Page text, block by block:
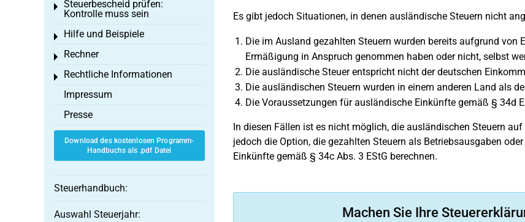
Es gibt jedoch Situationen, in denen ausländische Steuern nicht
Die im Ausland gezahlten Steuern wurden bereits aufgrund von
Ermäßigung in Anspruch genommen haben oder nicht, selbst
Die ausländische Steuer entspricht nicht der deutschen
Die ausländischen Steuern wurden in einem anderen Land als
Die Voraussetzungen für ausländische Einkünfte gemäß § 34d
In diesen Fällen ist es nicht möglich, die ausländischen Steuern
jedoch die Option, die gezahlten Steuern als Betriebsausgaben
Einkünfte gemäß § 34c Abs. 3 EStG berechnen.
Machen Sie Ihre
Steuerbescheid prüfen:
Kontrolle muss sein
Toggle menu
Hilfe und Beispiele
Toggle menu
Rechner
Toggle menu
Rechtliche Informationen
Toggle menu
Impressum
Presse
Download des kostenlosen Programm-
Handbuchs als .pdf Datei
Steuerhandbuch:
Auswahl Steuerjahr: